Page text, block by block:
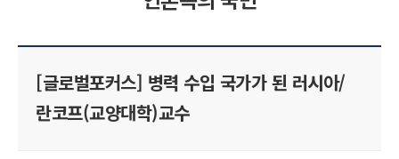
[글로벌포커스] 병력 수입 국가가 된 러시아/
란코프(교양대학)교수